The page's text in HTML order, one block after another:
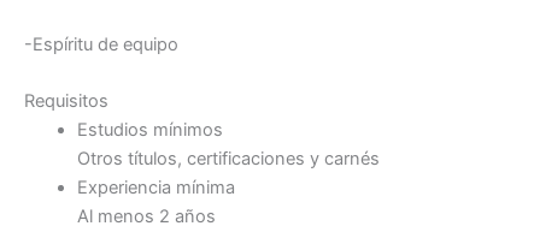
-Espíritu de equipo
Requisitos
Estudios mínimos
Otros títulos, certificaciones y carnés
Experiencia mínima
Al menos 2 años